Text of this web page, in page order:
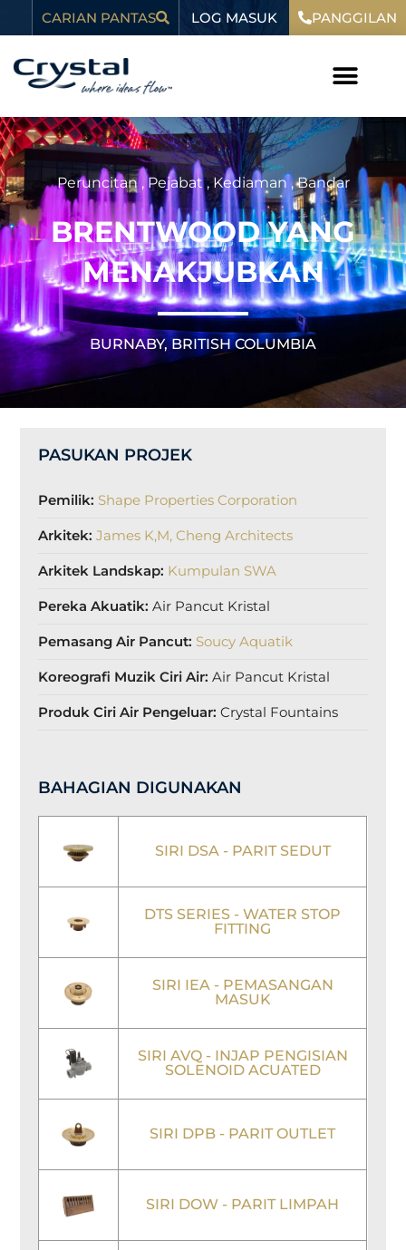
kandungan
CARIAN PANTAS LOG MASUK PANGGILAN
Peruncitan, Pejabat,Kediaman ,Bandar
BRENTWOOD YANG
MENAKJUBKAN
BURNABY, BRITISH COLUMBIA
PASUKAN PROJEK
Pemilik: Shape Properties Corporation
Arkitek: James K,M, Cheng Architects
Arkitek Landskap: Kumpulan SWA
Pereka Akuatik: Air Pancut Kristal
Pemasang Air Pancut: Soucy Aquatik
Koreografi Muzik Ciri Air: Air Pancut Kristal
Produk Ciri Air Pengeluar: Crystal Fountains
BAHAGIAN DIGUNAKAN
SIRI DSA - PARIT SEDUT
DTS SERIES - WATER STOP
FITTING
SIRI IEA - PEMASANGAN
MASUK
SIRI AVQ - INJAP PENGISIAN
SOLENOID ACUATED
SIRI DPB - PARIT OUTLET
SIRI DOW - PARIT LIMPAH